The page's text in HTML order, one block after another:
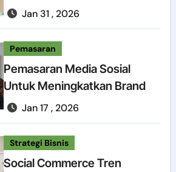
Jan 31 , 2026
Pemasaran
Pemasaran Media Sosial
Untuk Meningkatkan Brand
Jan 17 , 2026
Strategi Bisnis
Social Commerce Tren